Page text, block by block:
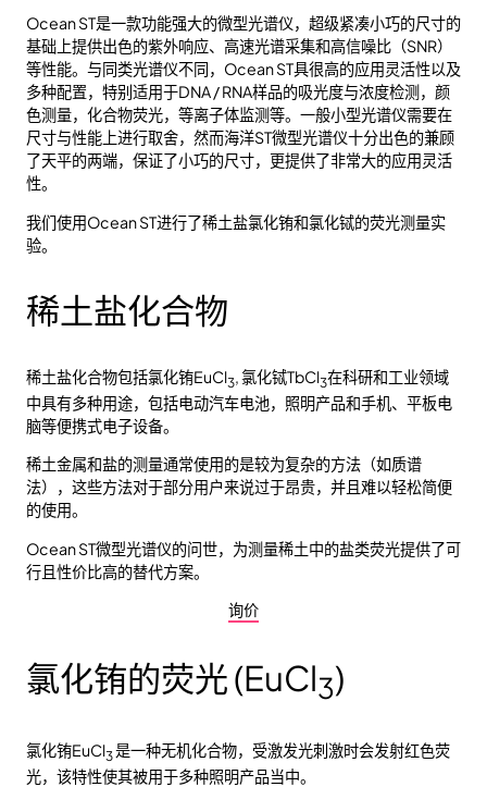
Ocean ST是一款功能强大的微型光谱仪，超级紧凑小巧的尺寸的
基础上提供出色的紫外响应、高速光谱采集和高信噪比（SNR）
等性能。与同类光谱仪不同，Ocean ST具很高的应用灵活性以及
多种配置，特别适用于DNA / RNA样品的吸光度与浓度检测，颜
色测量，化合物荧光，等离子体监测等。一般小型光谱仪需要在
尺寸与性能上进行取舍，然而海洋ST微型光谱仪十分出色的兼顾
了天平的两端，保证了小巧的尺寸，更提供了非常大的应用灵活
性。
我们使用Ocean ST进行了稀土盐氯化铕和氯化铽的荧光测量实
验。
稀土盐化合物
稀土盐化合物包括氯化铕EuCl3, 氯化铽TbCl3在科研和工业领域
中具有多种用途，包括电动汽车电池，照明产品和手机、平板电
脑等便携式电子设备。
稀土金属和盐的测量通常使用的是较为复杂的方法（如质谱
法），这些方法对于部分用户来说过于昂贵，并且难以轻松简便
的使用。
Ocean ST微型光谱仪的问世，为测量稀土中的盐类荧光提供了可
行且性价比高的替代方案。
询价
氯化铕的荧光 (EuCl3)
氯化铕EuCl3是一种无机化合物，受激发光刺激时会发射红色荧
光，该特性使其被用于多种照明产品当中。